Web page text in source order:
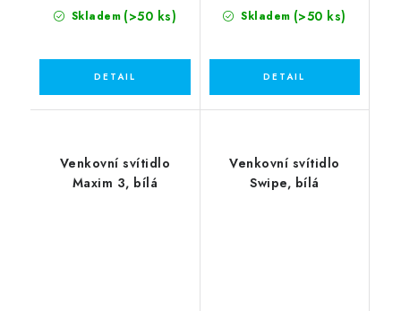
Skladem (>50 ks) Skladem (>50 ks)
Venkovní svítidlo
Maxim 3, bílá
Venkovní svítidlo
Swipe, bílá